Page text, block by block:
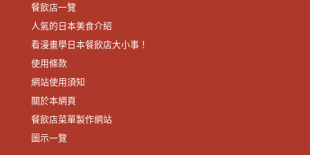
餐飲店一覽
人氣的日本美食介紹
看漫畫學日本餐飲店大小事！
使用條款
網站使用須知
關於本網頁
餐飲店菜單製作網站
圖示一覽